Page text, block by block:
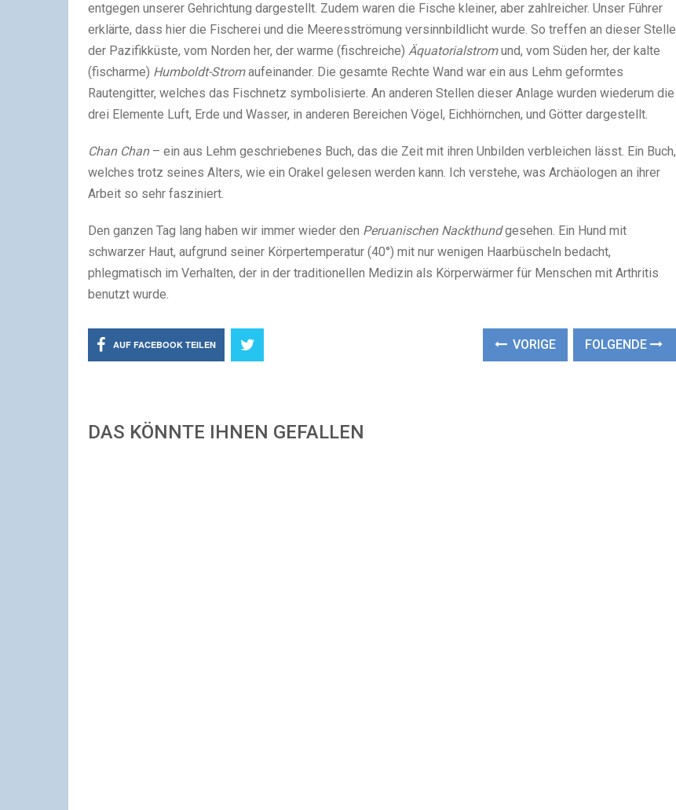
entgegen unserer Gehrichtung dargestellt. Zudem waren die Fische kleiner, aber zahlreicher. Unser Führer
erklärte, dass hier die Fischerei und die Meeresströmung versinnbildlicht wurde. So treffen an dieser Stelle
der Pazifikküste, vom Norden her, der warme (fischreiche) Äquatorialstromund, vom Süden her, der kalte
(fischarme) Humboldt-Stromaufeinander. Die gesamte Rechte Wand war ein aus Lehm geformtes
Rautengitter, welches das Fischnetz symbolisierte. An anderen Stellen dieser Anlage wurden wiederum die
drei Elemente Luft, Erde und Wasser, in anderen Bereichen Vögel, Eichhörnchen, und Götter dargestellt.
Chan Chan– ein aus Lehm geschriebenes Buch, das die Zeit mit ihren Unbilden verbleichen lässt. Ein Buch,
welches trotz seines Alters, wie ein Orakel gelesen werden kann. Ich verstehe, was Archäologen an ihrer
Arbeit so sehr fasziniert.
Den ganzen Tag lang haben wir immer wieder den Peruanischen Nackthundgesehen. Ein Hund mit
schwarzer Haut, aufgrund seiner Körpertemperatur (40°) mit nur wenigen Haarbüscheln bedacht,
phlegmatisch im Verhalten, der in der traditionellen Medizin als Körperwärmer für Menschen mit Arthritis
benutzt wurde.
AUF FACEBOOK TEILEN VORIGE FOLGENDE
DAS KÖNNTE IHNEN GEFALLEN